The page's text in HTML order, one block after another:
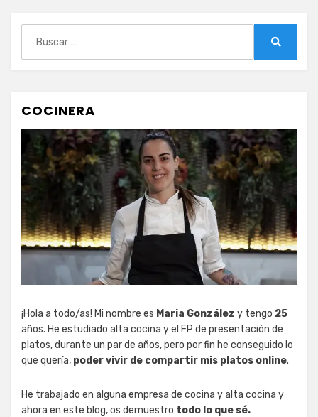
COCINERA
¡Hola a todo/as! Mi nombre es Maria González y tengo 25
años. He estudiado alta cocina y el FP de presentación de
platos, durante un par de años, pero por fin he conseguido lo
que quería, poder vivir de compartir mis platos online.
He trabajado en alguna empresa de cocina y alta cocina y
ahora en este blog, os demuestro todo lo que sé.